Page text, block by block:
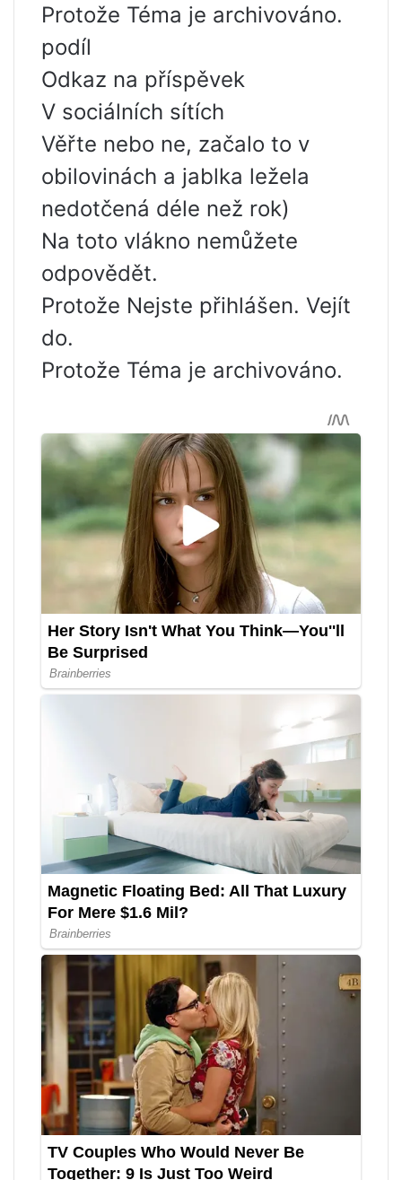
Protože Téma je archivováno.
podíl
Odkaz na příspěvek
V sociálních sítích
Věřte nebo ne, začalo to v
obilovinách a jablka ležela
nedotčená déle než rok)
Na toto vlákno nemůžete
odpovědět.
Protože Nejste přihlášen. Vejít
do.
Protože Téma je archivováno.